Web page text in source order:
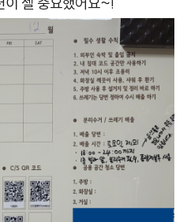
이 젤 중요했어요~!